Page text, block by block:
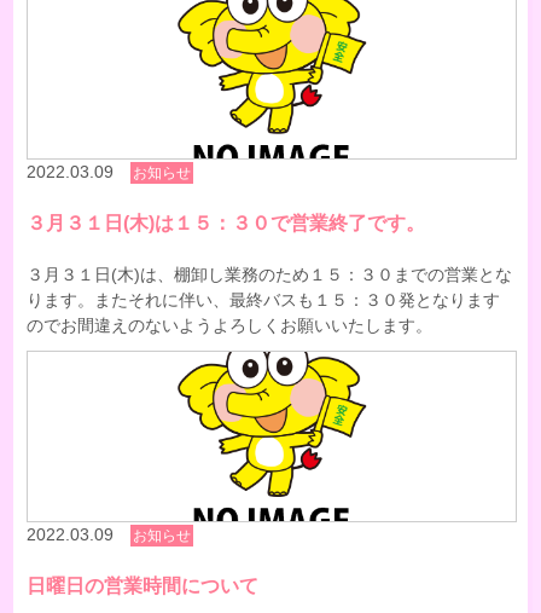
2022.03.09 お知らせ
３月３１日(木)は１５：３０で営業終了です。
３月３１日(木)は、棚卸し業務のため１５：３０までの営業とな
ります。またそれに伴い、最終バスも１５：３０発となります
のでお間違えのないようよろしくお願いいたします。
2022.03.09 お知らせ
日曜日の営業時間について